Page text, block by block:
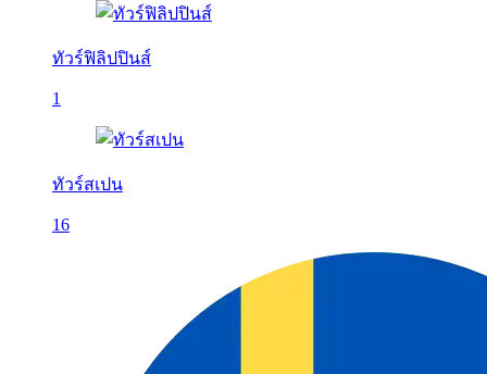
ทัวร์ฟิลิปปินส์
1
ทัวร์สเปน
16